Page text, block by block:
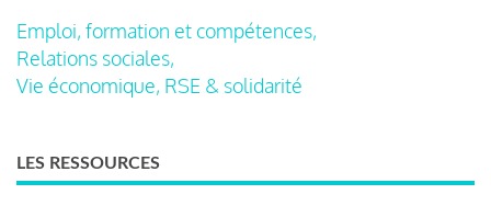
Emploi, formation et compétences,
Relations sociales,
Vie économique, RSE & solidarité
LES RESSOURCES